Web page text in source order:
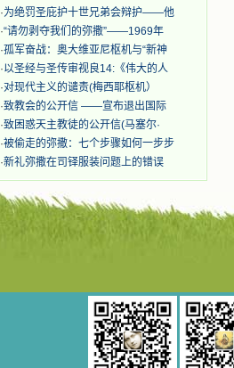
着，为自已的同胞带给他们的苦难而
哀号。我一遍遍地重读那一行行被我
的斑斑泪痕弄得模糊不清的字句，那
些被主的爱火所燃烧而离开家乡来到
中国的传教士，我多么爱你们啊！我
心中流淌着多少感激的泪水。 他
们受苦却觉得喜乐，因为他们爱主，
他们感到能为主受一点苦是多么喜乐
的事。他们受苦时仍在唱着感谢的
歌，因他们无法不称颂主，因主使他
们的心灵洋溢了快乐；他们激发了我
内心神圣的热情，在我的心灵深处燃
烧起一股无法扑灭的火焰，他们那强
有力的言行激励我向前。 我一面
望着书上的圣像沉思默想。啊，当我
想到我有一天还要见到他们，亲耳聆
听他们的教诲，伴随在他们的身边，
和他们一起赞颂吾主，想到那使我欣
喜欢乐的甜蜜的相会，这世界对于我
·为绝罚圣庇护十世兄弟会辩护——他
·“请勿剥夺我们的弥撒”——1969年
·孤军奋战：奥大维亚尼枢机与“新神
·以圣经与圣传审视良14:《伟大的人
·对现代主义的谴责(梅西耶枢机）
·致教会的公开信 ——宣布退出国际
·致困惑天主教徒的公开信(马塞尔·
·被偷走的弥撒：七个步骤如何一步步
·新礼弥撒在司铎服装问题上的错误